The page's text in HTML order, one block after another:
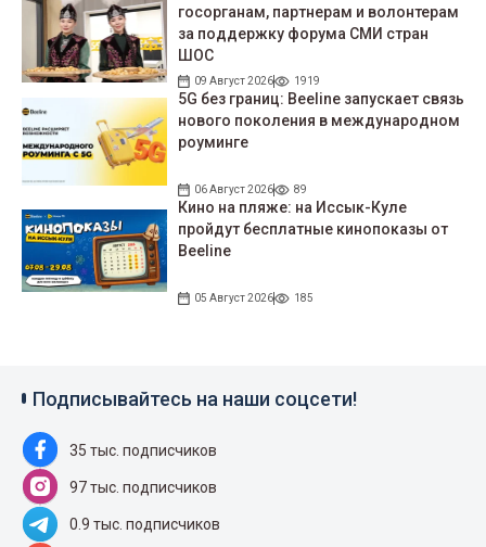
госорганам, партнерам и волонтерам
за поддержку форума СМИ стран
ШОС
09 Август 2026 1919
5G без границ: Beeline запускает связь
нового поколения в международном
роуминге
06 Август 2026 89
Кино на пляже: на Иссык-Куле
пройдут беcплатные кинопоказы от
Beeline
05 Август 2026 185
Подписывайтесь на наши соцсети!
35 тыс. подписчиков
97 тыс. подписчиков
0.9 тыс. подписчиков